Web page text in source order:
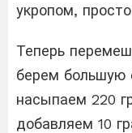
укропом,
Теперь
берем большую
насыпаем 220
добавляем 10